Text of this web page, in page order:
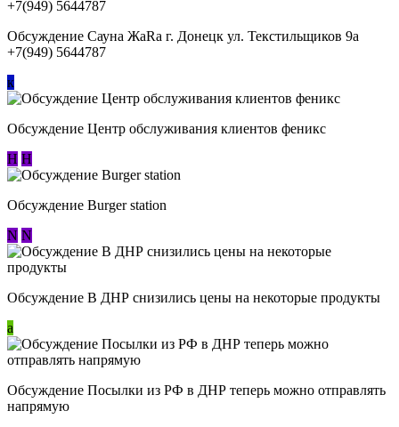
Обсуждение Сауна ЖаRa г. Донецк ул. Текстильщиков 9а
+7(949) 5644787
к
Обсуждение Центр обслуживания клиентов феникс
Н Н
Обсуждение Burger station
N N
Обсуждение В ДНР снизились цены на некоторые продукты
a
Обсуждение Посылки из РФ в ДНР теперь можно отправлять
напрямую